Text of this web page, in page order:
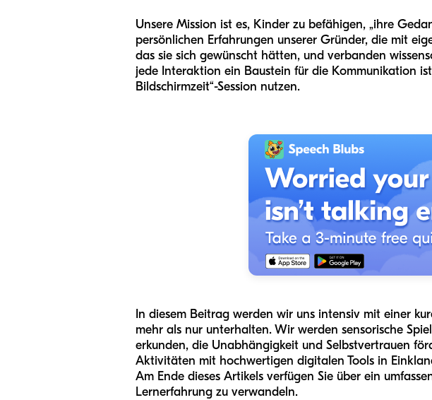
Unsere Mission ist es, Kinder zu befähigen, „ihre
persönlichen Erfahrungen unserer Gründer, die mit
das sie sich gewünscht hätten, und verbanden
jede Interaktion ein Baustein für die Kommunikation
Bildschirmzeit“-Session nutzen.
In diesem Beitrag werden wir uns intensiv mit einer
mehr als nur unterhalten. Wir werden sensorische
erkunden, die Unabhängigkeit und Selbstvertrauen
Aktivitäten mit hochwertigen digitalen Tools in
Am Ende dieses Artikels verfügen Sie über ein
Lernerfahrung zu verwandeln.